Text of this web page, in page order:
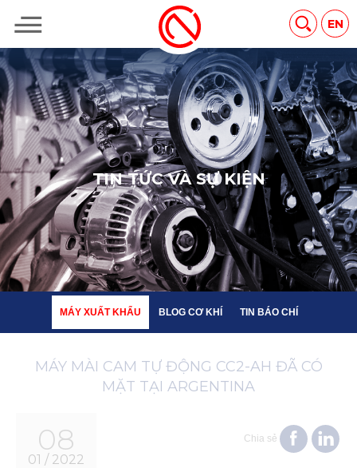
EN
BLOG CƠ KHÍ TIN BÁO CHÍ
TIN TỨC VÀ SỰ KIỆN
MÁY XUẤT KHẨU BLOG CƠ KHÍ TIN BÁO CHÍ
MÁY MÀI CAM TỰ ĐỘNG CC2-AH ĐÃ CÓ
MẶT TẠI ARGENTINA
08
01 / 2022
Chia sẻ